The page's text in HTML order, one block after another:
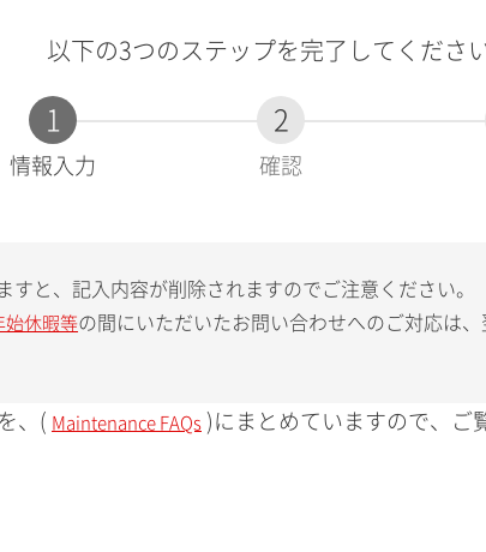
以下の3つのステップを完了してください
1
現
情報入力
2
確認
と、記入内容が削除されますのでご注意ください。
始休暇等の間にいただいたお問い合わせへのご対応は
、( Maintenance FAQs )にまとめていますので、ご